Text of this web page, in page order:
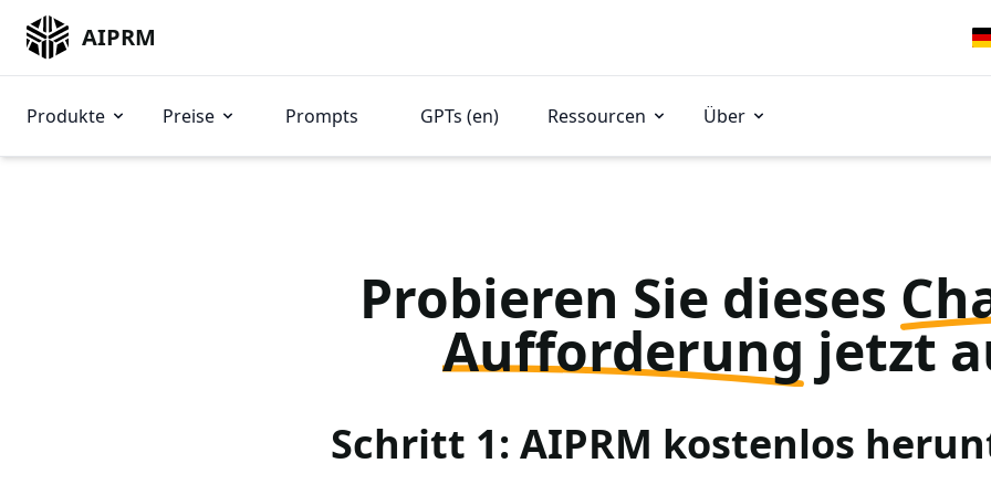
AIPRM
Produkte Preise Prompts GPTs (en) Ressourcen Über
Probieren Sie dieses
Aufforderung jetzt
Schritt 1: AIPRM kostenlos